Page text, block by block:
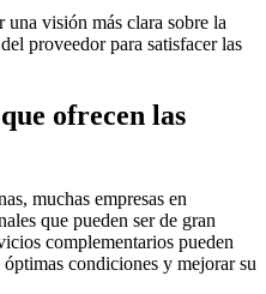
una visión más clara sobre la
proveedor para satisfacer las
ofrecen las
muchas empresas en
que pueden ser de gran
complementarios pueden
condiciones y mejorar su